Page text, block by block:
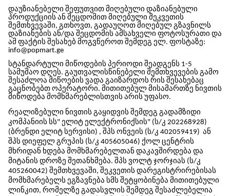
დაუზიანებელი შეფუთვით მიღებული დაზიანებული
პროდუქციის ან შეცდომით მიღებული შეკვეთის
შემთხვევაში, გთხოვთ, გადაუღოთ მიღებულ გზავნილს
დაზიანების ან/და შეცდომის ამსახველი ფოტოსურათი და
ამ ფაქტის შესახებ მოგვწეროთ შემდეგ ელ. ფოსტაზე:
info@popmart.ge
სტანდარტული მიწოდების პერიოდი შეადგენს 1-5
სამუშაო დღეს. გაუთვალისწინებელი შემთხვევების გამო
შესაძლოა მიწოების ვადა გაიზარდოს რის შესახებაც
გაცნობებთ ოპერატორი. მითითებულ მისამართზე ნივთის
მიწოდება მომხმარებლისთვის არის უფასო.
რეალიზებული ნივთის გაყიდვის შემდეგ გადამზიდი
კომპანიის სს" ელიტ ელექტრონიქსის" (ს/კ 202268928)
(ბრენდი ელიტ სერვისი) , შპს ონვეის (ს/კ 402059419) ან
შპს დიეფელ გრუპის (ს/კ 405605046) ქოლ ცენტრის
მხრიდან ხდება მომხმარებელთან დაკავშირდება და
მიტანის დროზე შეთანხმება. შპს ვოლტ ჯორჯიას (ს/კ
405260042) შემთხვევაში, შეკვეთის დარეგისტრირებისას
მომხმარებელს ეგზავნება სმს შეტყობინება მითითებული
ლინკით, რომელზე გადასვლის შემდეგ შესაძლებელია